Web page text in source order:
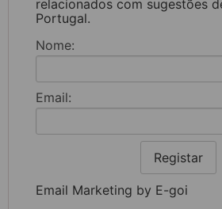
relacionados com sugestões
Portugal.
Nome:
Email:
Registar
Email Marketing by E-goi